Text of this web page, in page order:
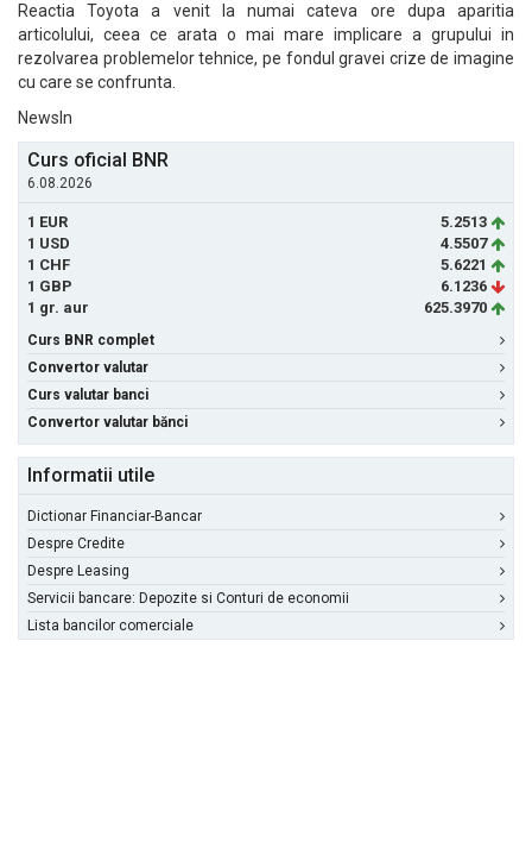
Reactia Toyota a venit la numai cateva ore dupa aparitia
articolului, ceea ce arata o mai mare implicare a grupului in
rezolvarea problemelor tehnice, pe fondul gravei crize de imagine
cu care se confrunta.
NewsIn
Curs oficial BNR
6.08.2026
1 EUR
5.2513
1 USD
4.5507
1 CHF
5.6221
1 GBP
6.1236
1 gr. aur
625.3970
Curs BNR complet
Convertor valutar
Curs valutar banci
Convertor valutar bănci
Informatii utile
Dictionar Financiar-Bancar
Despre Credite
Despre Leasing
Servicii bancare: Depozite si Conturi de economii
Lista bancilor comerciale